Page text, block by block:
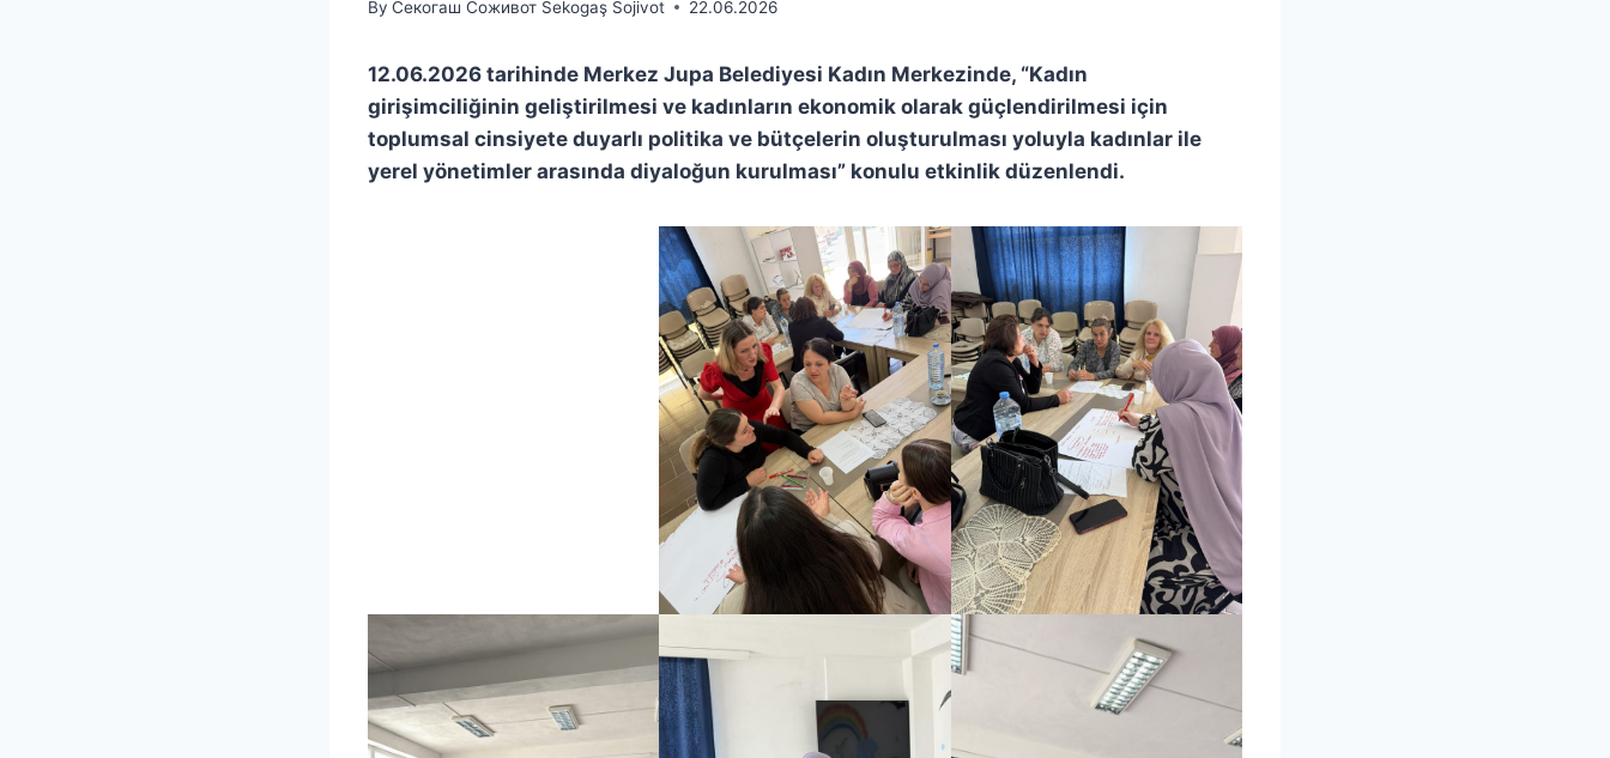
By Секогаш Соживот Sekogaş Sojivot 22.06.2026
12.06.2026 tarihinde Merkez Jupa Belediyesi Kadın Merkezinde, “Kadın
girişimciliğinin geliştirilmesi ve kadınların ekonomik olarak güçlendirilmesi için
toplumsal cinsiyete duyarlı politika ve bütçelerin oluşturulması yoluyla kadınlar ile
yerel yönetimler arasında diyaloğun kurulması” konulu etkinlik düzenlendi.